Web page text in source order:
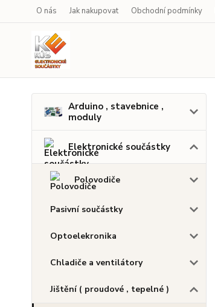
O nás Jak nakupovat Obchodní podmínky
Arduino , stavebnice ,
moduly
Elektronické součástky
Polovodiče
Pasivní součástky
Optoelekronika
Chladiče a ventilátory
Jištění ( proudové , tepelné )